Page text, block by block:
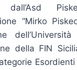
dall’Asd
“Mirko
della FIN